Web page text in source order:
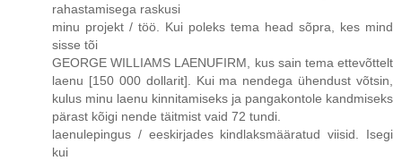
rahastamisega raskusi
minu projekt / töö. Kui poleks tema head sõpra, kes mind
sisse tõi
GEORGE WILLIAMS LAENUFIRM, kus sain tema ettevõttelt
laenu [150 000 dollarit]. Kui ma nendega ühendust võtsin,
kulus minu laenu kinnitamiseks ja pangakontole kandmiseks
pärast kõigi nende täitmist vaid 72 tundi.
laenulepingus / eeskirjades kindlaksmääratud viisid. Isegi
kui